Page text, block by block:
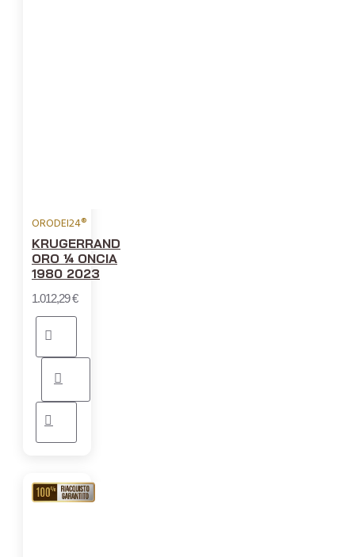
ORODEI24®
KRUGERRAND
ORO ¼ ONCIA
1980 2023
1.012,29 €
RIACQUISTO